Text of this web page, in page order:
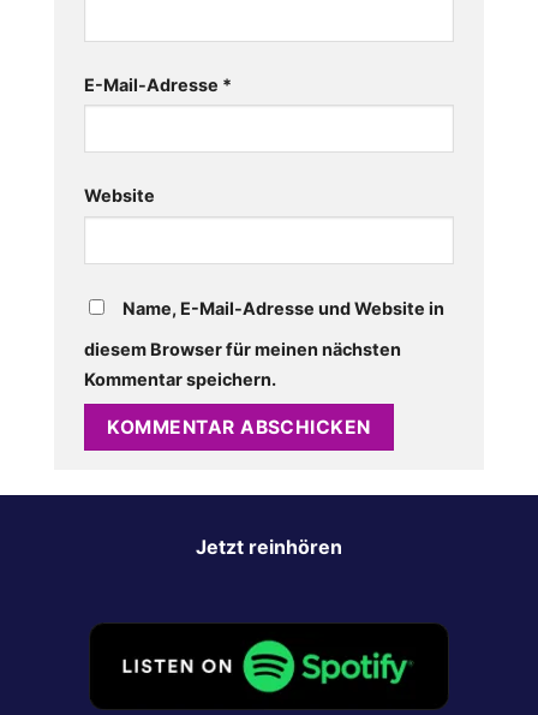
E-Mail-Adresse *
Website
Name, E-Mail-Adresse und Website in
diesem Browser für meinen nächsten
Kommentar speichern.
Jetzt reinhören